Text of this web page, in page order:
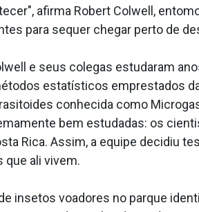
afirma Robert Colwell,
para sequer chegar perto de
e seus colegas estudaram
estatísticos emprestados
conhecida como
bem estudadas: os
Rica. Assim, a equipe decidiu
que ali vivem.
insetos voadores no parque